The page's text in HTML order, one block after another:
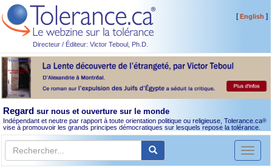
Directeur / Éditeur: Victor Teboul, Ph.D.
[English ]
Regard sur nous et ouverture sur le monde
Indépendant et neutre par rapport à toute orientation politique ou religieuse, Tolerance.ca®
vise à promouvoir les grands principes démocratiques sur lesquels repose la tolérance.
Toggle